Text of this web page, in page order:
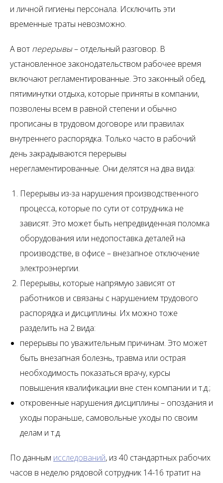
и личной гигиены персонала. Исключить эти
временные траты невозможно.
А вот перерывы– отдельный разговор. В
установленное законодательством рабочее время
включают регламентированные. Это законный обед,
пятиминутки отдыха, которые приняты в компании,
позволены всем в равной степени и обычно
прописаны в трудовом договоре или правилах
внутреннего распорядка. Только часто в рабочий
день закрадываются перерывы
нерегламентированные. Они делятся на два вида:
Перерывы из-за нарушения производственного
процесса, которые по сути от сотрудника не
зависят. Это может быть непредвиденная поломка
оборудования или недопоставка деталей на
производстве, в офисе – внезапное отключение
электроэнергии.
Перерывы, которые напрямую зависят от
работников и связаны с нарушением трудового
распорядка и дисциплины. Их можно тоже
разделить на 2 вида:
перерывы по уважительным причинам. Это может
быть внезапная болезнь, травма или острая
необходимость показаться врачу, курсы
повышения квалификации вне стен компании и т.д.;
откровенные нарушения дисциплины – опоздания и
уходы пораньше, самовольные уходы по своим
делам и т.д.
По данным исследований, из 40 стандартных рабочих
часов в неделю рядовой сотрудник 14-16 тратит на